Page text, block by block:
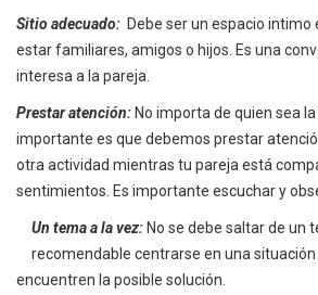
Sitio adecuado: Debe ser un espacio intimo
estar familiares, amigos o hijos. Es una
interesa a la pareja.
Prestar atención: No importa de quien sea
importante es que debemos prestar
otra actividad mientras tu pareja está
sentimientos. Es importante escuchar y
Un tema a la vez: No se debe saltar de un
recomendable centrarse en una
encuentren la posible solución.